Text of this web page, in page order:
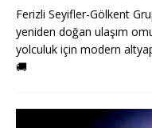
Ferizli Seyifler-Gölkent
yeniden doğan ulaşım
yolculuk için modern
🚚